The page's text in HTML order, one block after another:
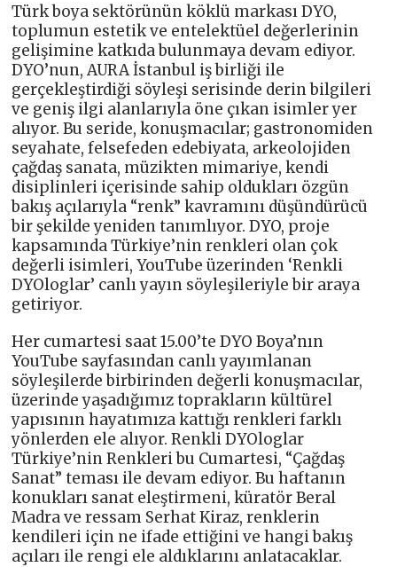
Türk boya sektörünün köklü markası DYO,
toplumun estetik ve entelektüel değerlerinin
gelişimine katkıda bulunmaya devam ediyor.
DYO’nun, AURA İstanbul iş birliği ile
gerçekleştirdiği söyleşi serisinde derin bilgileri
ve geniş ilgi alanlarıyla öne çıkan isimler yer
alıyor. Bu seride, konuşmacılar; gastronomiden
seyahate, felsefeden edebiyata, arkeolojiden
çağdaş sanata, müzikten mimariye, kendi
disiplinleri içerisinde sahip oldukları özgün
bakış açılarıyla “renk” kavramını düşündürücü
bir şekilde yeniden tanımlıyor. DYO, proje
kapsamında Türkiye’nin renkleri olan çok
değerli isimleri, YouTube üzerinden ‘Renkli
DYOloglar’ canlı yayın söyleşileriyle bir araya
getiriyor.
Her cumartesi saat 15.00’te DYO Boya’nın
YouTube sayfasından canlı yayımlanan
söyleşilerde birbirinden değerli konuşmacılar,
üzerinde yaşadığımız toprakların kültürel
yapısının hayatımıza kattığı renkleri farklı
yönlerden ele alıyor. Renkli DYOloglar
Türkiye’nin Renkleri bu Cumartesi, “Çağdaş
Sanat” teması ile devam ediyor. Bu haftanın
konukları sanat eleştirmeni, küratör Beral
Madra ve ressam Serhat Kiraz, renklerin
kendileri için ne ifade ettiğini ve hangi bakış
açıları ile rengi ele aldıklarını anlatacaklar.